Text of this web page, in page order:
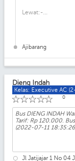
Lewat:-...
Ajibarang
Dieng Indah
Kelas: Executive AC
☆
☆
☆
☆
☆ 0
Bus DIENG INDAH
Tarif: Rp 120.000.
(2022-07-11
Jl Jatijajar 1 No 04